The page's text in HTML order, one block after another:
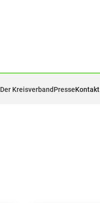
Der KreisverbandPresseKontakt